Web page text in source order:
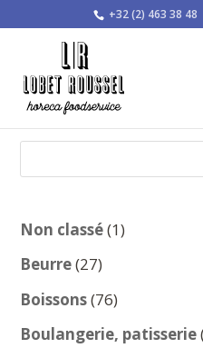
+32 (2) 463 38 48
Non classé 11
Beurre 2727
produits
Boissons 7676
produits
Boulangerie, patisserie